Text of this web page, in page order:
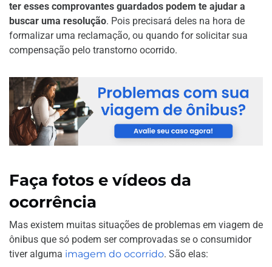
ter esses comprovantes guardados podem te ajudar a
buscar uma resolução. Pois precisará deles na hora de
formalizar uma reclamação, ou quando for solicitar sua
compensação pelo transtorno ocorrido.
Faça fotos e vídeos da
ocorrência
Mas existem muitas situações de problemas em viagem de
ônibus que só podem ser comprovadas se o consumidor
tiver alguma imagem do ocorrido. São elas: